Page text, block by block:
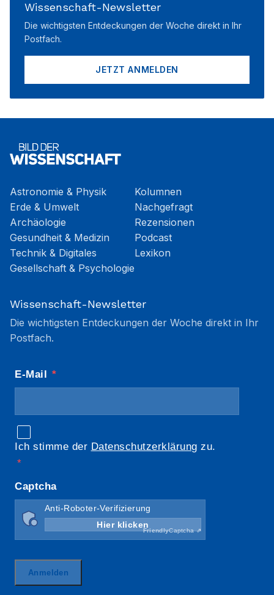
Wissenschaft-Newsletter
Die wichtigsten Entdeckungen der Woche direkt in Ihr
Postfach.
JETZT ANMELDEN
Astronomie & Physik
Erde & Umwelt
Archäologie
Gesundheit & Medizin
Technik & Digitales
Gesellschaft & Psychologie
Kolumnen
Nachgefragt
Rezensionen
Podcast
Lexikon
Wissenschaft-Newsletter
Die wichtigsten Entdeckungen der Woche direkt in Ihr
Postfach.